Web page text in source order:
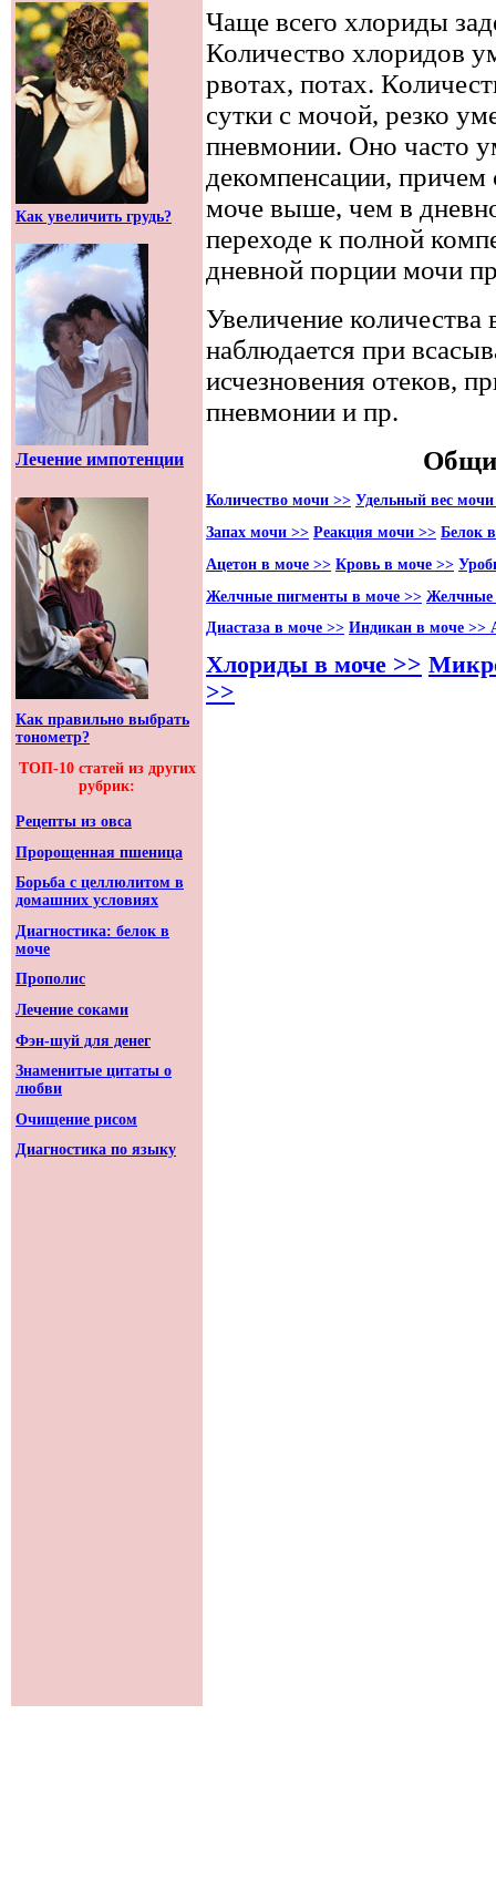
Как увеличить грудь?
Лечение импотенции
Как правильно выбрать
тонометр?
ТОП-10 статей из других
рубрик:
Рецепты из овса
Пророщенная пшеница
Борьба с целлюлитом в
домашних условиях
Диагностика: белок в
моче
Прополис
Лечение соками
Фэн-шуй для денег
Знаменитые цитаты о
любви
Очищение рисом
Диагностика по языку
Чаще всего хлориды
Количество хлоридов
рвотах, потах.
сутки с мочой, резко
пневмонии. Оно часто
декомпенсации,
моче выше, чем в
переходе к полной
дневной порции мочи
Увеличение
наблюдается при
исчезновения отеков,
пневмонии и пр.
Количество мочи >> Удельный вес
Запах мочи >> Реакция мочи >> Белок
Ацетон в моче >> Кровь в моче >>
Желчные пигменты в моче >> Желчные
Диастаза в моче >> Индикан в моче >>
Хлориды в моче >>
>>